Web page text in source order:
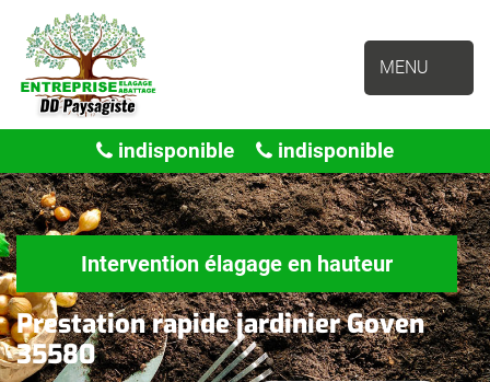
MENU
indisponible indisponible
Intervention élagage en hauteur
Prestation rapide jardinier Goven
35580